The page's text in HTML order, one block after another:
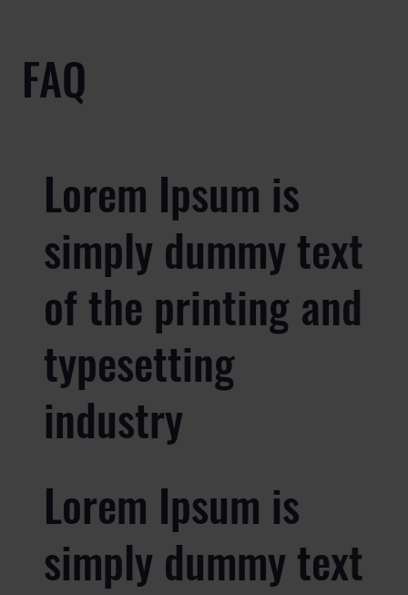
FAQ
Lorem Ipsum is
simply dummy text
of the printing and
typesetting
industry
Lorem Ipsum is
simply dummy text